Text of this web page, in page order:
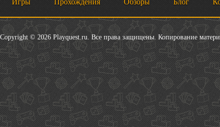
Игры Прохождения Обзоры Блог
Copyright © 2026 Playquest.ru. Все права защищены. Копирование